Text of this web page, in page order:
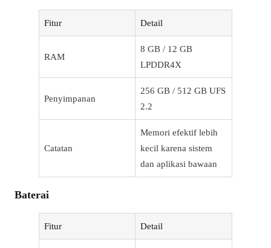
Fitur Detail
RAM
8 GB / 12 GB
LPDDR4X
Penyimpanan
256 GB / 512 GB UFS
2.2
Catatan
Memori efektif lebih
kecil karena sistem
dan aplikasi bawaan
Baterai
Fitur Detail